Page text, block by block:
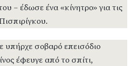
– έδωσε ένα «κίνητρο» για τις
υπήρχε σοβαρό επεισόδιο
έφευγε από το σπίτι,